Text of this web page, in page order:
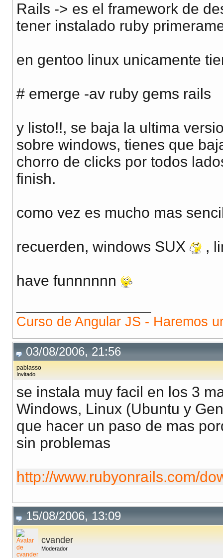
Rails -> es el framework de
tener instalado ruby
en gentoo linux unicamente
# emerge -av ruby gems rails
y listo!!, se baja la ultima
sobre windows, tienes que
chorro de clicks por todos
finish.
como vez es mucho mas
recuerden, windows SUX ,
have funnnnnn
Curso de Angular JS - Haremos
03/08/2006, 21:56
pablasso
Invitado
se instala muy facil en los 3
Windows, Linux (Ubuntu y
que hacer un paso de mas
sin problemas
http://www.rubyonrails.com/
15/08/2006, 13:09
cvander
Moderador